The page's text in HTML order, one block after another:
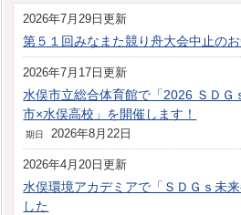
2026年7月29日更新
第５１回みなまた競り舟大会中止の
2026年7月17日更新
水俣市立総合体育館で「2026 ＳＤ
市×水俣高校」を開催します！
期日 2026年8月22日
2026年4月20日更新
水俣環境アカデミアで「ＳＤＧｓ未
した